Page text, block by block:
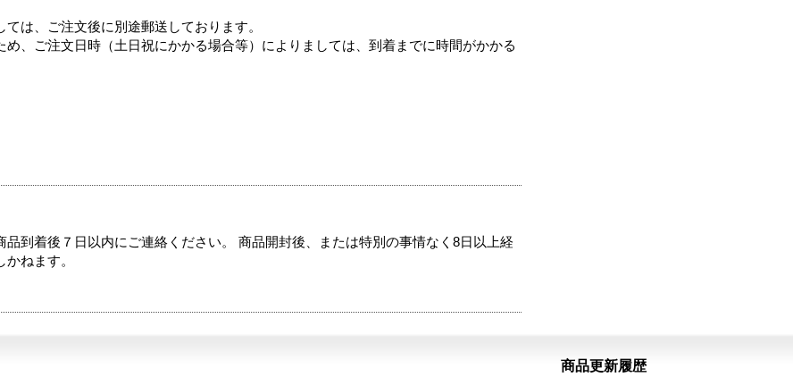
は、ご注文後に別途郵送しております。
、ご注文日時（土日祝にかかる場合等）によりましては、到着までに時間がかかる
到着後７日以内にご連絡ください。 商品開封後、または特別の事情なく8日以上経
ねます。
商品更新履歴